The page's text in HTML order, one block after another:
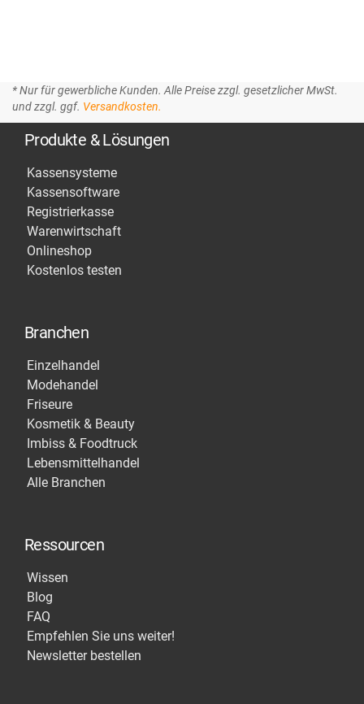
* Nur für gewerbliche Kunden. Alle Preise zzgl. gesetzlicher MwSt.
und zzgl. ggf. Versandkosten.
Produkte & Lösungen
Kassensysteme
Kassensoftware
Registrierkasse
Warenwirtschaft
Onlineshop
Kostenlos testen
Branchen
Einzelhandel
Modehandel
Friseure
Kosmetik & Beauty
Imbiss & Foodtruck
Lebensmittelhandel
Alle Branchen
Ressourcen
Wissen
Blog
FAQ
Empfehlen Sie uns weiter!
Newsletter bestellen